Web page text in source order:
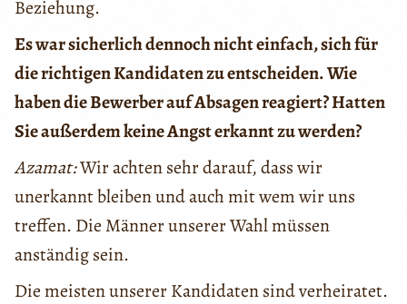
Beziehung.
Es war sicherlich dennoch nicht einfach, sich für
die richtigen Kandidaten zu entscheiden. Wie
haben die Bewerber auf Absagen reagiert? Hatten
Sie außerdem keine Angst erkannt zu werden?
Azamat:Wir achten sehr darauf, dass wir
unerkannt bleiben und auch mit wem wir uns
treffen. Die Männer unserer Wahl müssen
anständig sein.
Die meisten unserer Kandidaten sind verheiratet.